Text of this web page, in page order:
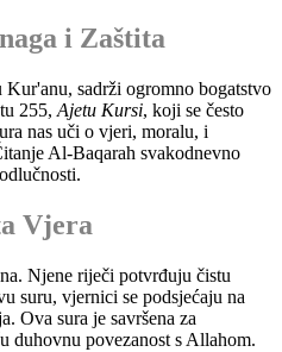
i Zaštita
Kur'anu, sadrži ogromno bogatstvo
255, Ajetu Kursi, koji se često
nas uči o vjeri, moralu, i
Al-Baqarah svakodnevno
Vjera
Njene riječi potvrđuju čistu
suru, vjernici se podsjećaju na
Ova sura je savršena za
duhovnu povezanost s Allahom.